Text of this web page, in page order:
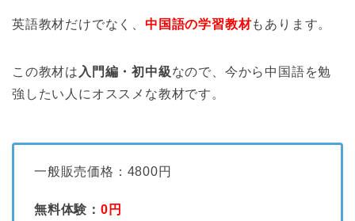
英語教材だけでなく、 中国語の学習教材もあります。
この教材は 入門編・初中級なので、今から中国語を勉
強したい人にオススメな教材です。
一般販売価格：4800円
無料体験： 0円